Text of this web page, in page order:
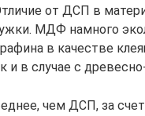
от ДСП в
МДФ намного
в качестве
и в случае с
чем ДСП, за